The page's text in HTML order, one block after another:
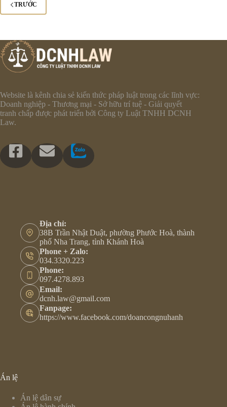
TRƯỚC
Website là kênh chia sẻ kiến thức pháp luật trong các lĩnh vực:
Doanh nghiệp - Thương mại - Sở hữu trí tuệ - Giải quyết
tranh chấp được phát triển bởi Công ty Luật TNHH DCNH
Law.
Địa chỉ:
38B Trần Nhật Duật, phường Phước Hoà, thành
phố Nha Trang, tỉnh Khánh Hoà
Phone + Zalo:
034.3320.223
Phone:
097.4278.893
Email:
dcnh.law@gmail.com
Fanpage:
https://www.facebook.com/doancongnuhanh
Án lệ
Án lệ dân sự